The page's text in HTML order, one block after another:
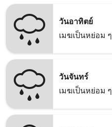
วันอาทิตย์
เมฆเป็นหย่อม ๆ
วันจันทร์
เมฆเป็นหย่อม ๆ